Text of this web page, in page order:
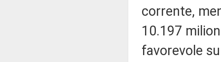
corrente,
10.197
favorevole